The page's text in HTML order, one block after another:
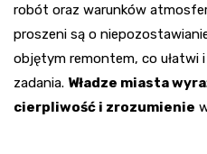
robót oraz warunków
proszeni są o
objętym remontem, co ułatwi
zadania. Władze miasta
cierpliwość i zrozumienie